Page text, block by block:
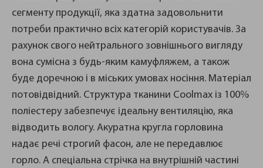
сегменту продукції, яка здатна задовольнити
потреби практично всіх категорій користувачів. За
рахунок свого нейтрального зовнішнього вигляду
вона сумісна з будь-яким камуфляжем, а також
буде доречною і в міських умовах носіння. Матеріал
потовідвідний. Структура тканини Coolmax із 100%
поліестеру забезпечує ідеальну вентиляцію, яка
відводить вологу. Акуратна кругла горловина
надає речі строгий фасон, але не передавлює
горло. А спеціальна стрічка на внутрішній частині